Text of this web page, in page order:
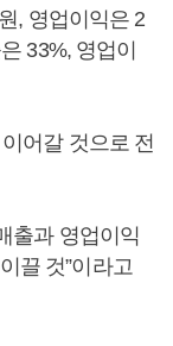
, 영업이익은 2
33%, 영업이
어갈 것으로 전
출과 영업이익
끌 것”이라고